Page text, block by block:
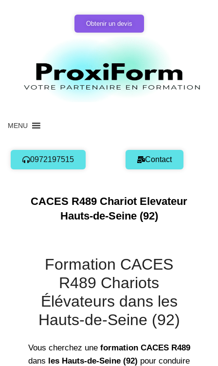
Obtenir un devis
MENU
0972197515 Contact
CACES R489 Chariot Elevateur
Hauts-de-Seine (92)
Formation CACES
R489 Chariots
Élévateurs dans les
Hauts-de-Seine (92)
Vous cherchez une formation CACES R489
dans les Hauts-de-Seine (92) pour conduire